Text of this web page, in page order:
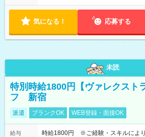
18:00 などのように、自由な働き
気になる！ 応募する
未読
特別時給1800円【ヴァレクスト
フ 新宿
派遣 ブランクOK WEB登録・面接OK
給与
時給1800円 ※ご経験・スキルによ